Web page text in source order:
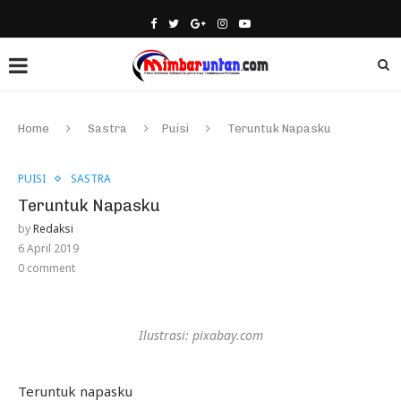
Home Sastra Puisi Teruntuk Napasku
PUISI SASTRA
Teruntuk Napasku
byRedaksi
6 April 2019
0 comment
Ilustrasi: pixabay.com
Teruntuk napasku